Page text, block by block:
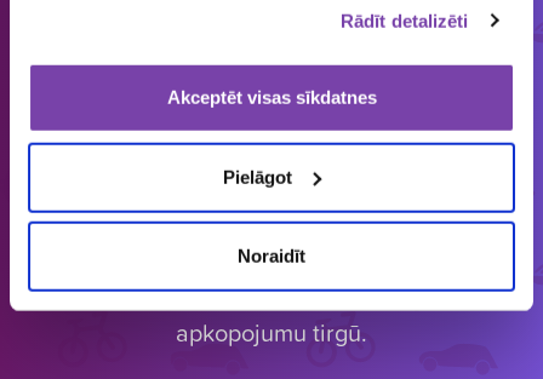
Rādīt detalizēti
Akceptēt visas sīkdatnes
Pielāgot
Noraidīt
1858 149 643
laimētājus
IZSNIEDZĀM
4 545 034€
vērtas balvas
Latvijā vienīgais specializētais Loterijas.lv
loteriju portāls. Loterijas.lv sniedz unikālu
informāciju bāzi par aktuālo loteriju
apkopojumu tirgū.